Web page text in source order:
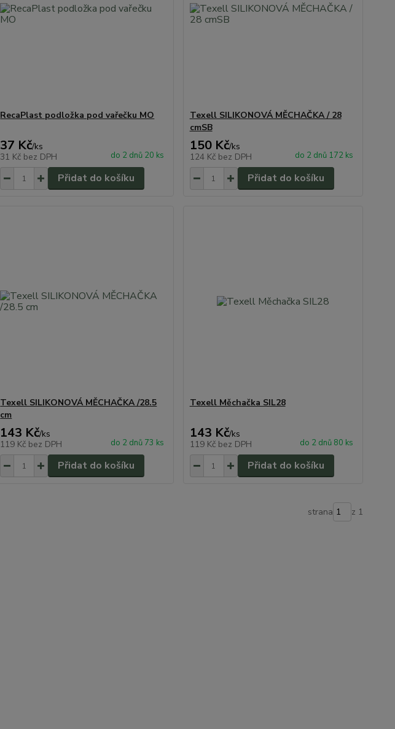
RecaPlast podložka pod vařečku MO
37 Kč/ks
31 Kč bez DPH do 2 dnů 20 ks
Přidat do košíku
Texell SILIKONOVÁ MĚCHAČKA / 28
cmSB
150 Kč/ks
124 Kč bez DPH do 2 dnů 172 ks
Přidat do košíku
Texell SILIKONOVÁ MĚCHAČKA /28.5
cm
143 Kč/ks
119 Kč bez DPH do 2 dnů 73 ks
Přidat do košíku
Texell Měchačka SIL28
143 Kč/ks
119 Kč bez DPH do 2 dnů 80 ks
Přidat do košíku
strana z 1